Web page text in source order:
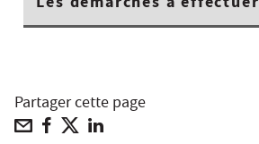
Partager cette page